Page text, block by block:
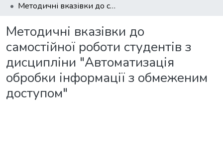
Методичні вказівки до самостійної роботи студентів з дисципліни "Автоматизація обробки інформації з обмеженим доступом"
Методичні вказівки до
самостійної роботи студентів з
дисципліни "Автоматизація
обробки інформації з обмеженим
доступом"